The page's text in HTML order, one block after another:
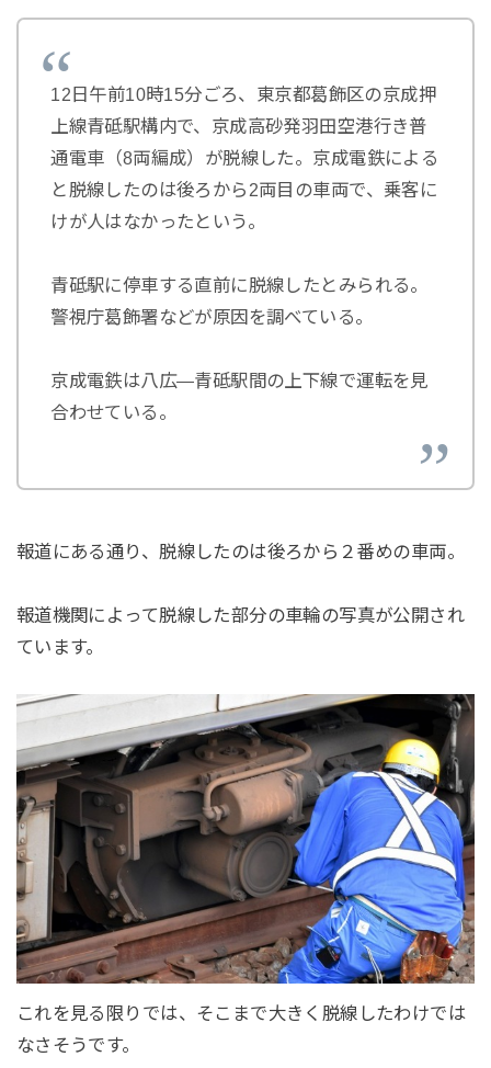
12日午前10時15分ごろ、東京都葛飾区の京成押
上線青砥駅構内で、京成高砂発羽田空港行き普
通電車（8両編成）が脱線した。京成電鉄による
と脱線したのは後ろから2両目の車両で、乗客に
けが人はなかったという。
青砥駅に停車する直前に脱線したとみられる。
警視庁葛飾署などが原因を調べている。
京成電鉄は八広―青砥駅間の上下線で運転を見
合わせている。
報道にある通り、脱線したのは後ろから２番めの車両。
報道機関によって脱線した部分の車輪の写真が公開され
ています。
これを見る限りでは、そこまで大きく脱線したわけでは
なさそうです。